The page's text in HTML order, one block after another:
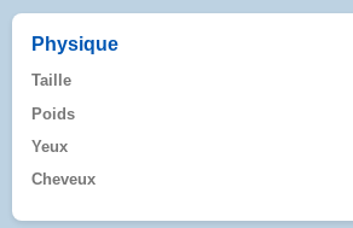
Physique
Taille
Poids
Yeux
Cheveux